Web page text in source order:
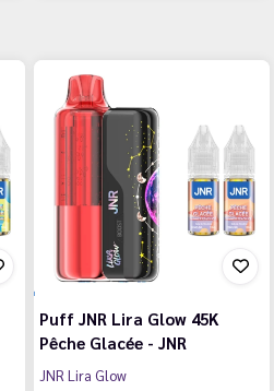
Puff JNR Lira Glow 45K
Pêche Glacée - JNR
JNR Lira Glow